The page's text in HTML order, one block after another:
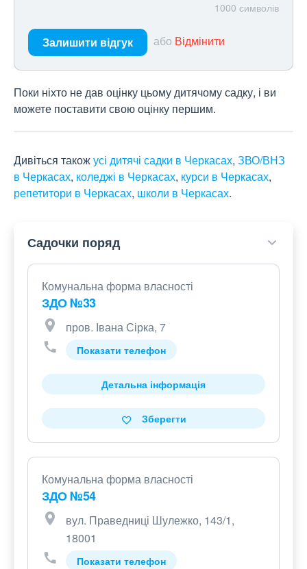
1000 символів
Залишити відгук або Відмінити
Поки ніхто не дав оцінку цьому дитячому садку, і ви
можете поставити свою оцінку першим.
Дивіться такожусі дитячі садки в Черкасах, ЗВО/ВНЗ
в Черкасах, коледжі в Черкасах, курси в Черкасах,
репетитори в Черкасах, школи в Черкасах.
Садочки поряд
Комунальна форма власності
ЗДО №33
пров. Івана Сірка, 7
Показати телефон
Детальна інформація
Зберегти
Комунальна форма власності
ЗДО №54
вул. Праведниці Шулежко, 143/1,
18001
Показати телефон